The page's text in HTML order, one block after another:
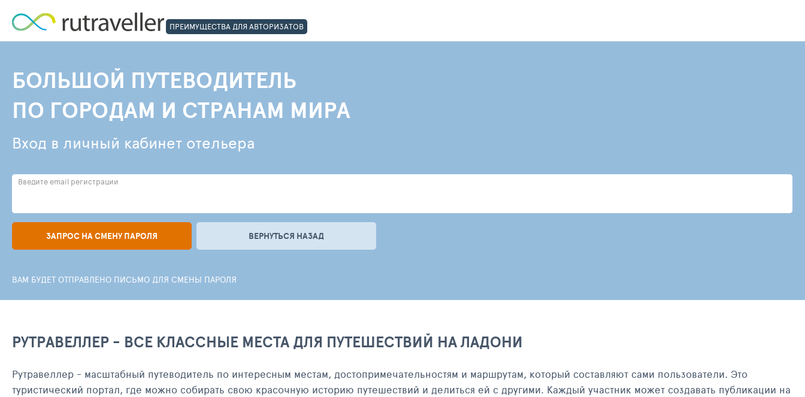
ПРЕИМУЩЕСТВА ДЛЯ АВТОРИЗАТОВ
БОЛЬШОЙ ПУТЕВОДИТЕЛЬ
ПО ГОРОДАМ И СТРАНАМ МИРА
Вход в личный кабинет отельера
Введите email регистрации
ЗАПРОС НА СМЕНУ ПАРОЛЯ ВЕРНУТЬСЯ НАЗАД
ВАМ БУДЕТ ОТПРАВЛЕНО ПИСЬМО ДЛЯ СМЕНЫ ПАРОЛЯ
РУТРАВЕЛЛЕР - ВСЕ КЛАССНЫЕ МЕСТА ДЛЯ ПУТЕШЕСТВИЙ НА ЛАДОНИ
Рутравеллер - масштабный путеводитель по интересным местам, достопримечательностям и маршрутам, который составляют сами пользователи. Это
туристический портал, где можно собирать свою красочную историю путешествий и делиться ей с другими. Каждый участник может создавать публикации на